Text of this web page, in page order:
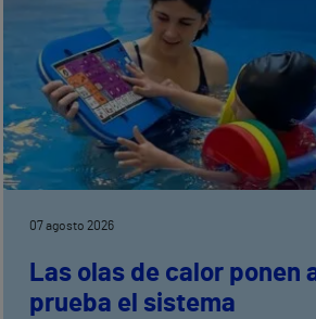
07 agosto 2026
Las olas de calor ponen
prueba el sistema